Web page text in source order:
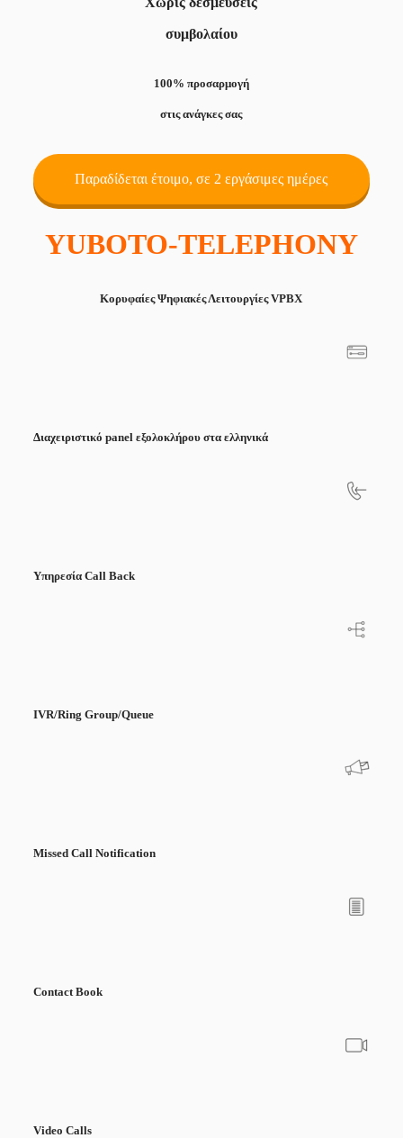
συμβολαίου
100% προσαρμογή
στις ανάγκες σας
Παραδίδεται έτοιμο, σε 2 εργάσιμες ημέρες
YUBOTO-TELEPHONY
Κορυφαίες Ψηφιακές ΛειτουργίεςVPBX
Διαχειριστικό panel εξολοκλήρου στα ελληνικά
Υπηρεσία Call Back
IVR/Ring Group/Queue
Missed Call Notification
Contact Book
Video Calls